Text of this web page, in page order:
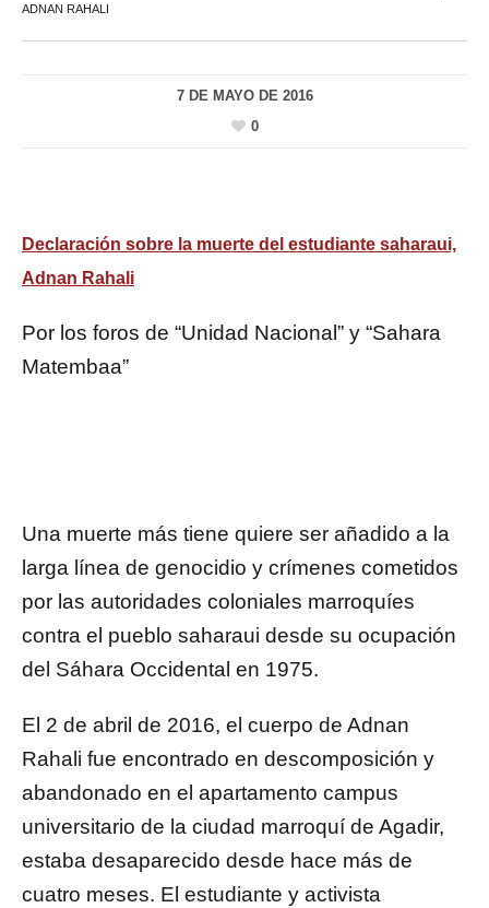
ADNAN RAHALI
7 DE MAYO DE 2016
0
Declaración sobre la muerte del estudiante saharaui,
Adnan Rahali
Por los foros de “Unidad Nacional” y “Sahara
Matembaa”
Una muerte más tiene quiere ser añadido a la
larga línea de genocidio y crímenes cometidos
por las autoridades coloniales marroquíes
contra el pueblo saharaui desde su ocupación
del Sáhara Occidental en 1975.
El 2 de abril de 2016, el cuerpo de Adnan
Rahali fue encontrado en descomposición y
abandonado en el apartamento campus
universitario de la ciudad marroquí de Agadir,
estaba desaparecido desde hace más de
cuatro meses. El estudiante y activista